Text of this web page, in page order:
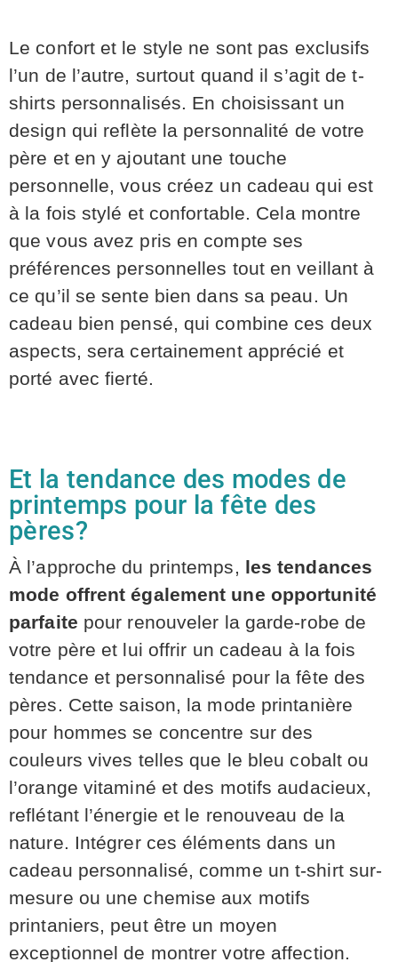
Le confort et le style ne sont pas exclusifs
l’un de l’autre, surtout quand il s’agit de t-
shirts personnalisés. En choisissant un
design qui reflète la personnalité de votre
père et en y ajoutant une touche
personnelle, vous créez un cadeau qui est
à la fois stylé et confortable. Cela montre
que vous avez pris en compte ses
préférences personnelles tout en veillant à
ce qu’il se sente bien dans sa peau. Un
cadeau bien pensé, qui combine ces deux
aspects, sera certainement apprécié et
porté avec fierté.
Et la tendance des modes de
printemps pour la fête des
pères?
À l’approche du printemps, les tendances
mode offrent également une opportunité
parfaite pour renouveler la garde-robe de
votre père et lui offrir un cadeau à la fois
tendance et personnalisé pour la fête des
pères. Cette saison, la mode printanière
pour hommes se concentre sur des
couleurs vives telles que le bleu cobalt ou
l’orange vitaminé et des motifs audacieux,
reflétant l’énergie et le renouveau de la
nature. Intégrer ces éléments dans un
cadeau personnalisé, comme un t-shirt sur-
mesure ou une chemise aux motifs
printaniers, peut être un moyen
exceptionnel de montrer votre affection.